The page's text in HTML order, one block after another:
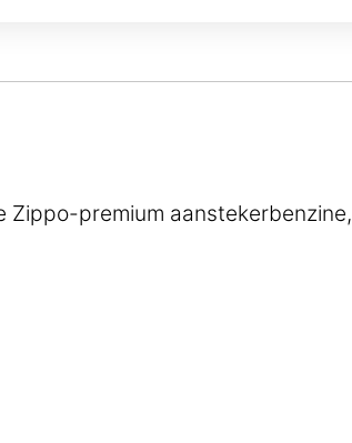
Zippo-premium aanstekerbenzine,